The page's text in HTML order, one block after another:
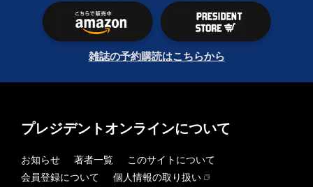
雑誌の予約購読はこちらから
プレジデントオンラインについて
お知らせ 著者一覧
このサイトについて
会員登録について
個人情報の取り扱い